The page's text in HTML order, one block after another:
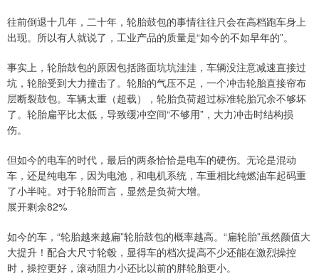
往前倒退十几年，二十年，轮胎鼓包的事情往往只会在高档跑车身上
出现。所以有人就说了，工业产品的质量是“如今的不如早年的”。
事实上，轮胎鼓包的原因包括路面坑坑洼洼，车辆没注意减速直接过
坑，轮胎受到大力撞击了。轮胎的气压不足，一个冲击轮胎直接帘布
层断裂鼓包。车辆太重（超载），轮胎负荷超过标准轮胎冗余不够坏
了。轮胎扁平比太低，导致缓冲空间“不够用”，大力冲击时结构损
伤。
但如今的电车的时代，最后的两条恰恰是电车的硬伤。无论是混动
车，还是纯电车，因为电池，和电机系统，车重相比纯燃油车起码重
了小半吨。对于轮胎而言，显然是负荷大增。
展开剩余82%
如今的车，“轮胎越来越扁”轮胎鼓包的概率越高。“扁轮胎”虽然颜值大
大提升！配合大尺寸轮毂，显得车的档次提高不少还能在激烈操控
时，操控更好，滚动阻力小还比以前的胖轮胎更小。